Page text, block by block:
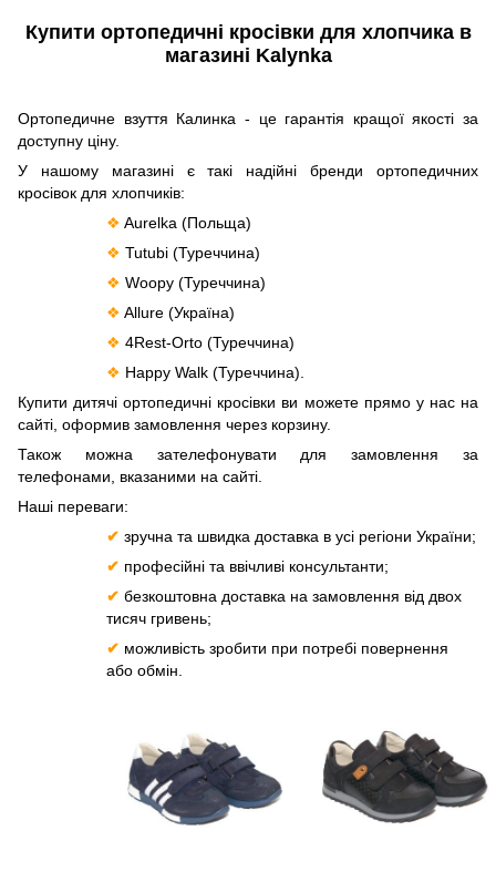
Купити ортопедичні кросівки для хлопчика в
магазині Kalynka
Ортопедичне взуття Калинка - це гарантія кращої якості за
доступну ціну.
У нашому магазині є такі надійні бренди ортопедичних
кросівок для хлопчиків:
❖ Aurelka (Польща)
❖ Tutubi (Туреччина)
❖ Woopy (Туреччина)
❖ Allure (Україна)
❖ 4Rest-Orto (Туреччина)
❖ Happy Walk (Туреччина).
Купити дитячі ортопедичні кросівки ви можете прямо у нас на
сайті, оформив замовлення через корзину.
Також можна зателефонувати для замовлення за
телефонами, вказаними на сайті.
Наші переваги:
✔ зручна та швидка доставка в усі регіони України;
✔ професійні та ввічливі консультанти;
✔ безкоштовна доставка на замовлення від двох
тисяч гривень;
✔ можливість зробити при потребі повернення
або обмін.